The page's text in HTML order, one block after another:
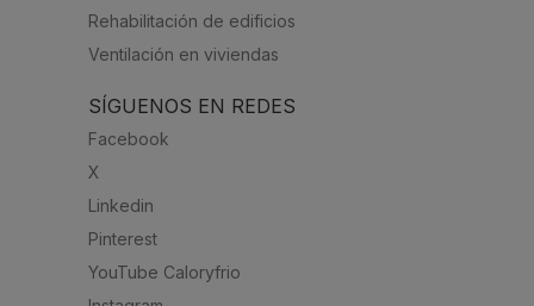
Rehabilitación de edificios
Ventilación en viviendas
SÍGUENOS EN REDES
Facebook
X
Linkedin
Pinterest
YouTube Caloryfrio